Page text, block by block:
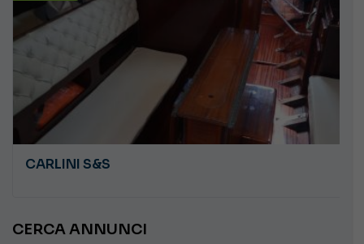
CARLINI S&S
CERCA ANNUNCI